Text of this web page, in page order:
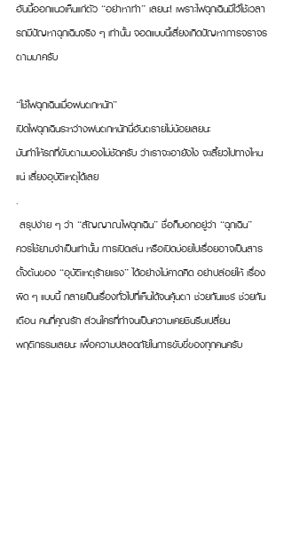
อันนี้ออกแนวเห็นแก่ตัว “อย่าหาทำ”​ เลยนะ! เพราะไฟฉุกเฉินมีไว้ใช้เวลา
รถมีปัญหาฉุกเฉินจริง ๆ เท่านั้น จอดแบบนี้เสี่ยงเกิดปัญหาการจราจร
ตามมาครับ
“ใช้ไฟฉุกเฉินเมื่อฝนตกหนัก”
เปิดไฟฉุกเฉินระหว่างฝนตกหนักนี่อันตรายไม่น้อยเลยนะ
มันทำให้รถที่ขับตามมองไม่ชัดครับ ว่าเราจะเอายังไง จะเลี้ยวไปทางไหน
แน่ เสี่ยงอุบัติเหตุได้เลย
.
ควรใช้ยามจำเป็นเท่านั้น การเปิดเล่น หรือเปิดบ่อยไปเรื่อยอาจเป็นสาร
ตั้งต้นของ “อุบัติเหตุร้ายแรง”​ ได้อย่างไม่คาดคิด อย่าปล่อยให้ เรื่อง
ผิด ๆ แบบนี้ กลายเป็นเรื่องทั่วไปที่เห็นได้จนคุ้นตา ช่วยกันแชร์ ช่วยกัน
เตือน คนที่คุณรัก ส่วนใครที่ทำจนเป็นความเคยชินรีบเปลี่ยน
พฤติกรรมเลยนะ เพื่อความปลอดภัยในการขับขี่ของทุกคนครับ